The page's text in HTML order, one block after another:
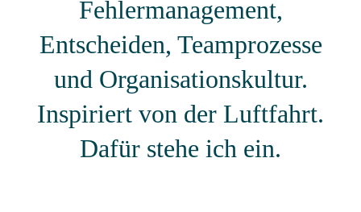
Fehlermanagement,
Entscheiden, Teamprozesse
und Organisationskultur.
Inspiriert von der Luftfahrt.
Dafür stehe ich ein.